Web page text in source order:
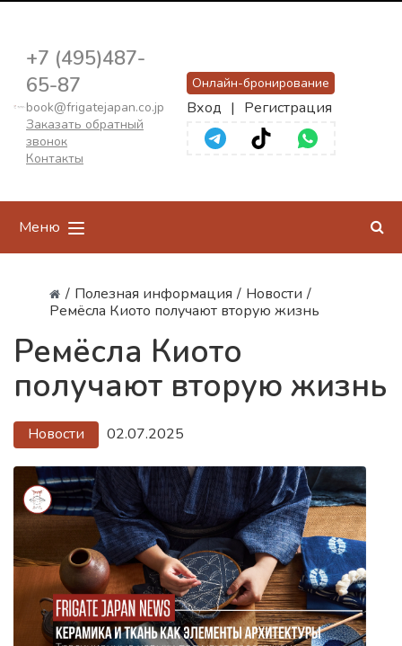
+7 (495)487-
65-87
book@frigatejapan.co.jp
Заказать обратный
звонок
Контакты
Онлайн-бронирование
Вход | Регистрация
Меню
/ Полезная информация / Новости /
Ремёсла Киото получают вторую жизнь
Ремёсла Киото
получают вторую жизнь
Новости 02.07.2025